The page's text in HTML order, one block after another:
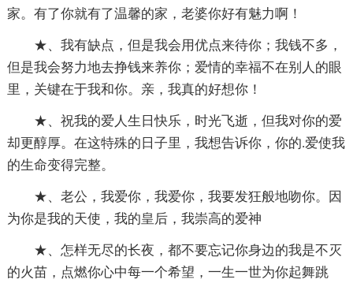
家。有了你就有了温馨的家，老婆你好有魅力啊！
★、我有缺点，但是我会用优点来待你；我钱不多，
但是我会努力地去挣钱来养你；爱情的幸福不在别人的眼
里，关键在于我和你。亲，我真的好想你！
★、祝我的爱人生日快乐，时光飞逝，但我对你的爱
却更醇厚。在这特殊的日子里，我想告诉你，你的.爱使我
的生命变得完整。
★、老公，我爱你，我爱你，我要发狂般地吻你。因
为你是我的天使，我的皇后，我崇高的爱神
★、怎样无尽的长夜，都不要忘记你身边的我是不灭
的火苗，点燃你心中每一个希望，一生一世为你起舞跳